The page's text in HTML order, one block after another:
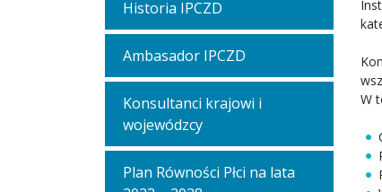
Historia IPCZD
Ambasador IPCZD
Konsultanci krajowi i
wojewódzcy
Plan Równości Płci na lata
W